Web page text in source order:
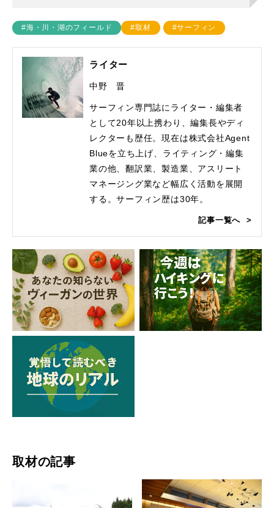
#海・川・湖のフィールド #取材 #サーフィン
ライター
中野 晋
サーフィン専門誌にライター・編集者
として20年以上携わり、編集長やディ
レクターも歴任。現在は株式会社Agent
Blueを立ち上げ、ライティング・編集
業の他、翻訳業、製造業、アスリート
マネージング業など幅広く活動を展開
する。サーフィン歴は30年。
記事一覧へ
取材の記事